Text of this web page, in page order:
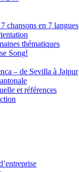
chansons en 7 langues
thématiques
Song!
– de Sevilla à Jajpur
et références